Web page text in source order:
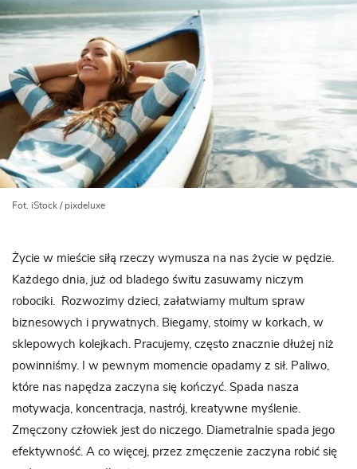
Fot. iStock / pixdeluxe
Życie w mieście siłą rzeczy wymusza na nas życie w pędzie.
Każdego dnia, już od bladego świtu zasuwamy niczym
robociki. Rozwozimy dzieci, załatwiamy multum spraw
biznesowych i prywatnych. Biegamy, stoimy w korkach, w
sklepowych kolejkach. Pracujemy, często znacznie dłużej niż
powinniśmy. I w pewnym momencie opadamy z sił. Paliwo,
które nas napędza zaczyna się kończyć. Spada nasza
motywacja, koncentracja, nastrój, kreatywne myślenie.
Zmęczony człowiek jest do niczego. Diametralnie spada jego
efektywność. A co więcej, przez zmęczenie zaczyna robić się